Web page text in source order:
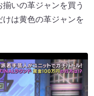
いの革ジャンを買う
は黄色の革ジャンを